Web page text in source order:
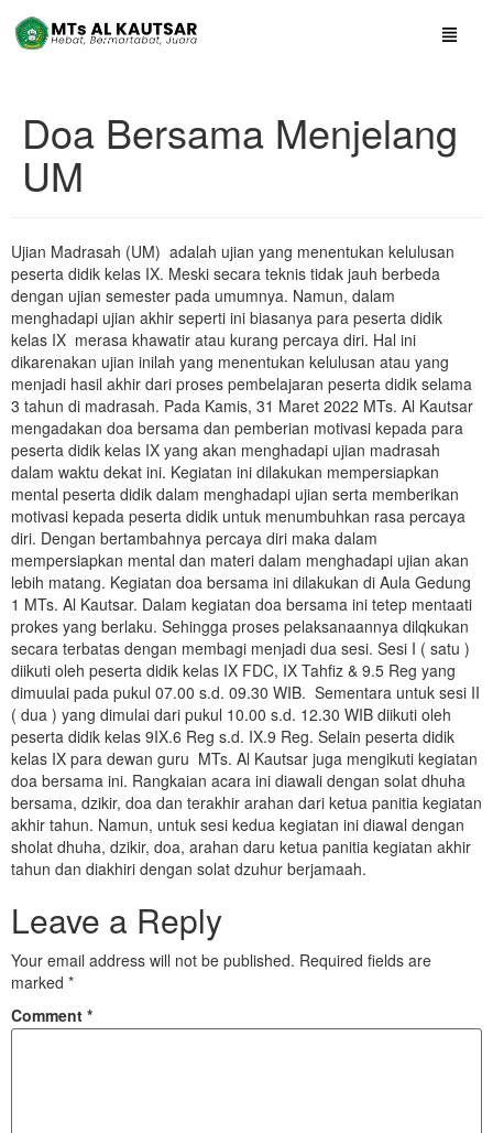
Doa Bersama Menjelang
UM
Ujian Madrasah (UM) adalah ujian yang menentukan kelulusan
peserta didik kelas IX. Meski secara teknis tidak jauh berbeda
dengan ujian semester pada umumnya. Namun, dalam
menghadapi ujian akhir seperti ini biasanya para peserta didik
kelas IX merasa khawatir atau kurang percaya diri. Hal ini
dikarenakan ujian inilah yang menentukan kelulusan atau yang
menjadi hasil akhir dari proses pembelajaran peserta didik selama
3 tahun di madrasah. Pada Kamis, 31 Maret 2022 MTs. Al Kautsar
mengadakan doa bersama dan pemberian motivasi kepada para
peserta didik kelas IX yang akan menghadapi ujian madrasah
dalam waktu dekat ini. Kegiatan ini dilakukan mempersiapkan
mental peserta didik dalam menghadapi ujian serta memberikan
motivasi kepada peserta didik untuk menumbuhkan rasa percaya
diri. Dengan bertambahnya percaya diri maka dalam
mempersiapkan mental dan materi dalam menghadapi ujian akan
lebih matang. Kegiatan doa bersama ini dilakukan di Aula Gedung
1 MTs. Al Kautsar. Dalam kegiatan doa bersama ini tetep mentaati
prokes yang berlaku. Sehingga proses pelaksanaannya dilqkukan
secara terbatas dengan membagi menjadi dua sesi. Sesi I ( satu )
diikuti oleh peserta didik kelas IX FDC, IX Tahfiz & 9.5 Reg yang
dimuulai pada pukul 07.00 s.d. 09.30 WIB. Sementara untuk sesi II
( dua ) yang dimulai dari pukul 10.00 s.d. 12.30 WIB diikuti oleh
peserta didik kelas 9IX.6 Reg s.d. IX.9 Reg. Selain peserta didik
kelas IX para dewan guru MTs. Al Kautsar juga mengikuti kegiatan
doa bersama ini. Rangkaian acara ini diawali dengan solat dhuha
bersama, dzikir, doa dan terakhir arahan dari ketua panitia kegiatan
akhir tahun. Namun, untuk sesi kedua kegiatan ini diawal dengan
sholat dhuha, dzikir, doa, arahan daru ketua panitia kegiatan akhir
tahun dan diakhiri dengan solat dzuhur berjamaah.
Leave a Reply
Your email address will not be published. Required fields are
marked *
Comment *